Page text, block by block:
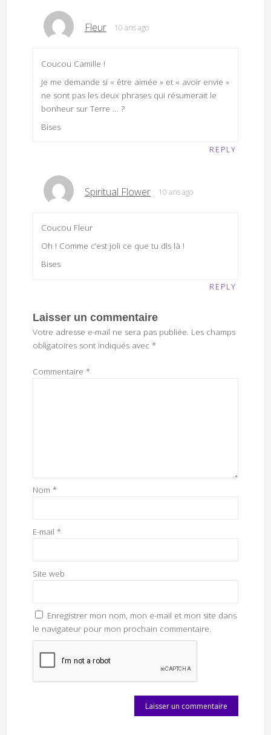
Fleur 10 ans ago
Coucou Camille !
Je me demande si « être aimée » et « avoir envie »
ne sont pas les deux phrases qui résumerait le
bonheur sur Terre … ?
Bises
REPLY
Spiritual Flower 10 ans ago
Coucou Fleur
Oh ! Comme c’est joli ce que tu dis là !
Bises
REPLY
Laisser un commentaire
Votre adresse e-mail ne sera pas publiée. Les champs
obligatoires sont indiqués avec *
Commentaire *
Nom *
E-mail *
Site web
Enregistrer mon nom, mon e-mail et mon site dans
le navigateur pour mon prochain commentaire.